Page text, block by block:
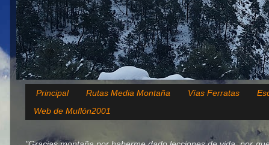
Principal Rutas Media Montaña Vías Ferratas
Web de Muflón2001